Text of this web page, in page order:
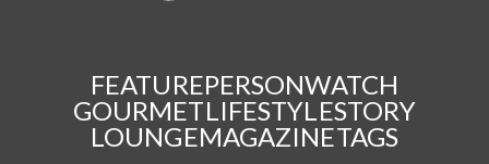
FEATUREPERSONWATCH
GOURMETLIFESTYLESTORY
LOUNGEMAGAZINETAGS